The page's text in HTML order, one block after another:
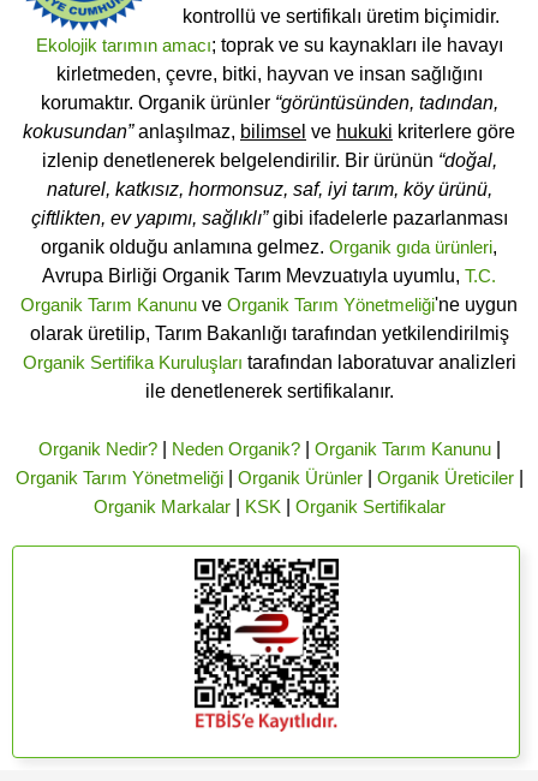
kontrollü ve sertifikalı üretim biçimidir.
Ekolojik tarımın amacı; toprak ve su kaynakları ile havayı
kirletmeden, çevre, bitki, hayvan ve insan sağlığını
korumaktır. Organik ürünler “görüntüsünden, tadından,
kokusundan”anlaşılmaz, bilimsel ve hukuki kriterlere göre
izlenip denetlenerek belgelendirilir. Bir ürünün “doğal,
naturel, katkısız, hormonsuz, saf, iyi tarım, köy ürünü,
çiftlikten, ev yapımı, sağlıklı”gibi ifadelerle pazarlanması
organik olduğu anlamına gelmez. Organik gıda ürünleri,
Avrupa Birliği Organik Tarım Mevzuatıyla uyumlu, T.C.
Organik Tarım Kanunu ve Organik Tarım Yönetmeliği'ne uygun
olarak üretilip, Tarım Bakanlığı tarafından yetkilendirilmiş
Organik Sertifika Kuruluşları tarafından laboratuvar analizleri
ile denetlenerek sertifikalanır.
Organik Nedir?| Neden Organik?| Organik Tarım Kanunu|
Organik Tarım Yönetmeliği| Organik Ürünler| Organik Üreticiler|
Organik Markalar| KSK Organik Sertifikalar